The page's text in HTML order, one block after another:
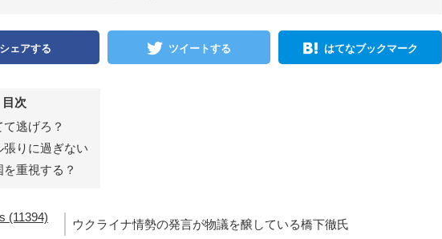
シェアする ツイートする はてなブックマーク
目次
逃げろ？
張りに過ぎない
を重視する？
ウクライナ情勢の発言が物議を醸している橋下徹氏